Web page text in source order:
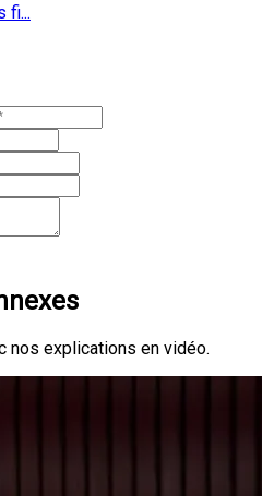
fi...
nos explications en vidéo.